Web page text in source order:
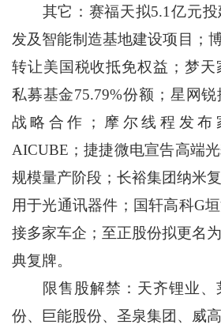
其它：赛福天拟5.1亿元投
发及智能制造基地建设项目；
转让美国税收抵免权益；梦天
私募基金75.79%份额；星网
战略合作；摩尔线程发布
AICUBE；捷捷微电宣告高端
规模量产阶段；长裕集团纳米
用于光通讯器件；国轩高科G
接多家车企；至正股份拟更名
典复牌。
限售股解禁：天齐锂业、
份、巨能股份、圣泉集团、威